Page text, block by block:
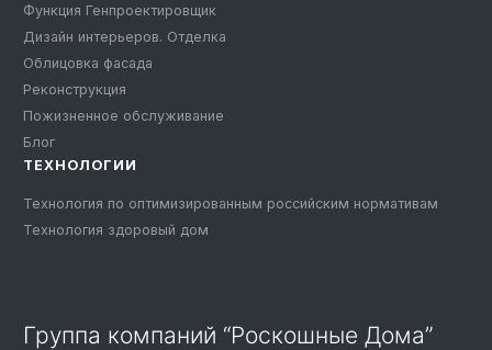
Функция Генпроектировщик
Дизайн интерьеров. Отделка
Облицовка фасада
Реконструкция
Пожизненное обслуживание
Блог
ТЕХНОЛОГИИ
Технология по оптимизированным российским нормативам
Технология здоровый дом
Группа компаний “Роскошные Дома”